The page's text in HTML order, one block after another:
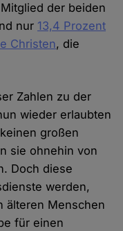
der beiden
nur 13,4 Prozent
Christen, die
Zahlen zu der
wieder erlaubten
großen
sie ohnehin von
Doch diese
werden,
älteren Menschen
für einen